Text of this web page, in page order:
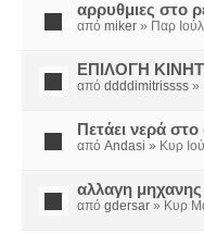
αρρυθμιες στο
από miker » Παρ
ΕΠΙΛΟΓΗ
από ddddimitrissss »
Πετάει νερά
από Andasi » Κυρ
αλλαγη μηχανης
από gdersar » Κυρ